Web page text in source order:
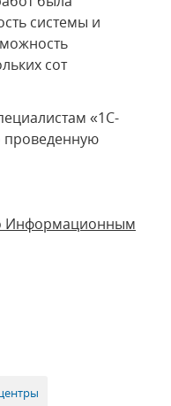
системы и
сот
«1С-
проведенную
Информационным